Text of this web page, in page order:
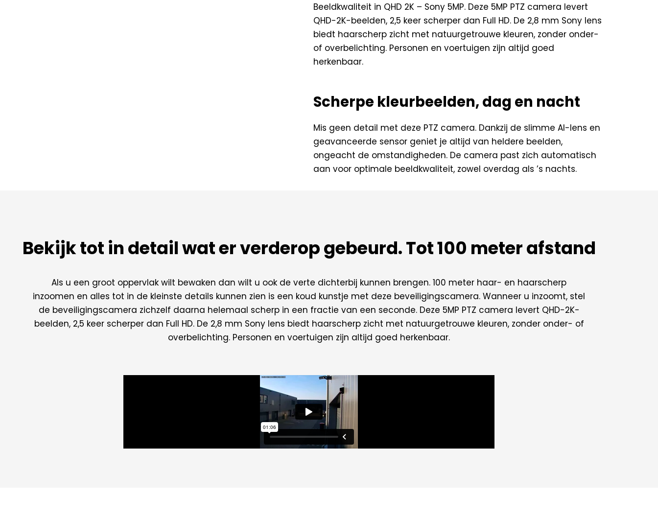
Beeldkwaliteit in QHD 2K – Sony 5MP. Deze 5MP PTZ camera levert
QHD-2K-beelden, 2,5 keer scherper dan Full HD. De 2,8 mm Sony lens
biedt haarscherp zicht met natuurgetrouwe kleuren, zonder onder-
of overbelichting. Personen en voertuigen zijn altijd goed
herkenbaar.
Scherpe kleurbeelden, dag en nacht
Mis geen detail met deze PTZ camera. Dankzij de slimme AI-lens en
geavanceerde sensor geniet je altijd van heldere beelden,
ongeacht de omstandigheden. De camera past zich automatisch
aan voor optimale beeldkwaliteit, zowel overdag als ’s nachts.
Bekijk tot in detail wat er verderop gebeurd. Tot 100 meter afstand
Als u een groot oppervlak wilt bewaken dan wilt u ook de verte dichterbij kunnen brengen. 100 meter haar- en haarscherp
inzoomen en alles tot in de kleinste details kunnen zien is een koud kunstje met deze beveiligingscamera. Wanneer u inzoomt, stel
de beveiligingscamera zichzelf daarna helemaal scherp in een fractie van een seconde. Deze 5MP PTZ camera levert QHD-2K-
beelden, 2,5 keer scherper dan Full HD. De 2,8 mm Sony lens biedt haarscherp zicht met natuurgetrouwe kleuren, zonder onder- of
overbelichting. Personen en voertuigen zijn altijd goed herkenbaar.